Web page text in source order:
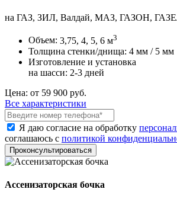
на ГАЗ, ЗИЛ, Валдай, МАЗ, ГАЗОН,
Объем: 3,75, 4, 5, 6 м3
Толщина стенки/днища: 4 мм / 5 мм
Изготовление и установка
на шасси: 2-3 дней
Цена: от 59 900 руб.
Все характеристики
Я даю согласие на обработку
соглашаюсь с политикой
Ассенизаторская бочка